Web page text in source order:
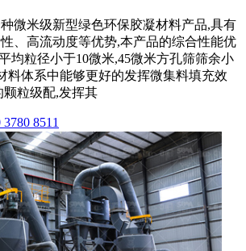
微米级新型绿色环保胶凝材料产品,具有
、高流动度等优势,本产品的综合性能优
均粒径小于10微米,45微米方孔筛筛余小
料体系中能够更好的发挥微集料填充效
颗粒级配,发挥其
8511